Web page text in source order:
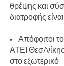
θρέψης και
διατροφής
• Απόφοιτοι
ΑΤΕΙ Θεσ/
στο εξωτερικό